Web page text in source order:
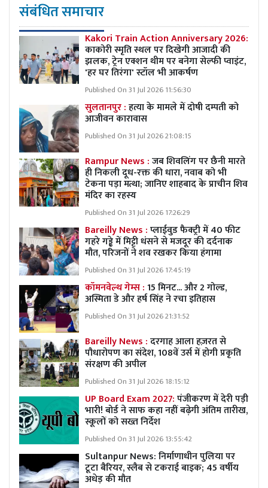
संबंधित समाचार
Kakori Train Action Anniversary 2026:
काकोरी स्मृति स्थल पर दिखेगी आजादी की
झलक, ट्रेन एक्शन थीम पर बनेगा सेल्फी प्वाइंट,
'हर घर तिरंगा' स्टॉल भी आकर्षण
Published On 31 Jul 2026 11:56:30
सुलतानपुर :हत्या के मामले में दोषी दम्पती को
आजीवन कारावास
Published On 31 Jul 2026 21:08:15
Rampur News :जब शिवलिंग पर छैनी मारते
ही निकली दूध-रक्त की धारा, नवाब को भी
टेकना पड़ा मत्था; जानिए शाहबाद के प्राचीन शिव
मंदिर का रहस्य
Published On 31 Jul 2026 17:26:29
Bareilly News :प्लाईवुड फैक्ट्री में 40 फीट
गहरे गड्ढे में मिट्टी धंसने से मजदूर की दर्दनाक
मौत, परिजनों ने शव रखकर किया हंगामा
Published On 31 Jul 2026 17:45:19
कॉमनवेल्थ गेम्स :15 मिनट... और 2 गोल्ड,
अस्मिता डे और हर्ष सिंह ने रचा इतिहास
Published On 31 Jul 2026 21:31:52
Bareilly News :दरगाह आला हज़रत से
पौधारोपण का संदेश, 108वें उर्स में होगी प्रकृति
संरक्षण की अपील
Published On 31 Jul 2026 18:15:12
UP Board Exam 2027:पंजीकरण में देरी पड़ी
भारी! बोर्ड ने साफ कहा नहीं बढ़ेगी अंतिम तारीख,
स्कूलों को सख्त निर्देश
Published On 31 Jul 2026 13:55:42
Sultanpur News: निर्माणाधीन पुलिया पर
टूटा बैरियर, स्लैब से टकराई बाइक; 45 वर्षीय
अधेड़ की मौत